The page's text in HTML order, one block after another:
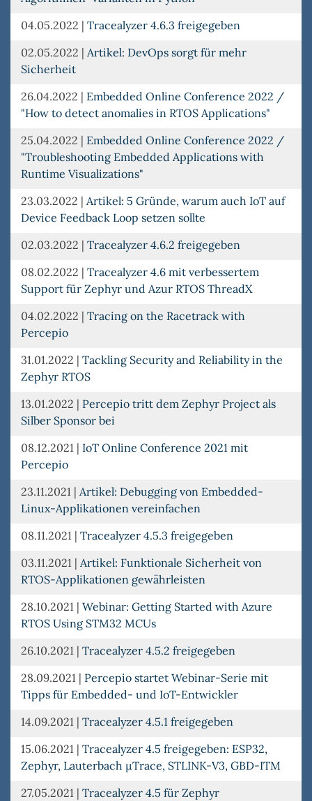
04.05.2022 | Tracealyzer 4.6.3 freigegeben
02.05.2022 | Artikel: DevOps sorgt für mehr
Sicherheit
26.04.2022 | Embedded Online Conference 2022 /
"How to detect anomalies in RTOS Applications"
25.04.2022 | Embedded Online Conference 2022 /
"Troubleshooting Embedded Applications with
Runtime Visualizations"
23.03.2022 | Artikel: 5 Gründe, warum auch IoT auf
Device Feedback Loop setzen sollte
02.03.2022 | Tracealyzer 4.6.2 freigegeben
08.02.2022 | Tracealyzer 4.6 mit verbessertem
Support für Zephyr und Azur RTOS ThreadX
04.02.2022 | Tracing on the Racetrack with
Percepio
31.01.2022 | Tackling Security and Reliability in the
Zephyr RTOS
13.01.2022 | Percepio tritt dem Zephyr Project als
Silber Sponsor bei
08.12.2021 | IoT Online Conference 2021 mit
Percepio
23.11.2021 | Artikel: Debugging von Embedded-
Linux-Applikationen vereinfachen
08.11.2021 | Tracealyzer 4.5.3 freigegeben
03.11.2021 | Artikel: Funktionale Sicherheit von
RTOS-Applikationen gewährleisten
28.10.2021 | Webinar: Getting Started with Azure
RTOS Using STM32 MCUs
26.10.2021 | Tracealyzer 4.5.2 freigegeben
28.09.2021 | Percepio startet Webinar-Serie mit
Tipps für Embedded- und IoT-Entwickler
14.09.2021 | Tracealyzer 4.5.1 freigegeben
15.06.2021 | Tracealyzer 4.5 freigegeben: ESP32,
Zephyr, Lauterbach µTrace, STLINK-V3, GBD-ITM
27.05.2021 | Tracealyzer 4.5 für Zephyr